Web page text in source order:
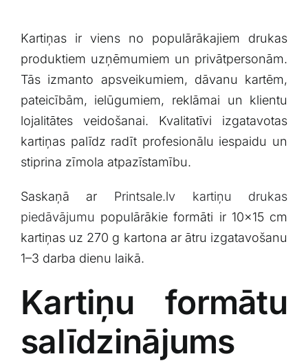
Kartiņas ir viens no populārākajiem drukas
produktiem uzņēmumiem un privātpersonām.
Tās izmanto apsveikumiem, dāvanu kartēm,
pateicībām, ielūgumiem, reklāmai un klientu
lojalitātes veidošanai. Kvalitatīvi izgatavotas
kartiņas palīdz radīt profesionālu iespaidu un
stiprina zīmola atpazīstamību.
Saskaņā ar Printsale.lv kartiņu drukas
piedāvājumu populārākie formāti ir 10×15 cm
kartiņas uz 270 g kartona ar ātru izgatavošanu
1–3 darba dienu laikā.
Kartiņu formātu
salīdzinājums